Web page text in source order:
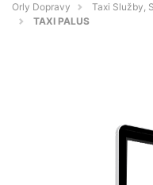
Orly Dopravy
Taxi Služby,
TAXI PALUS